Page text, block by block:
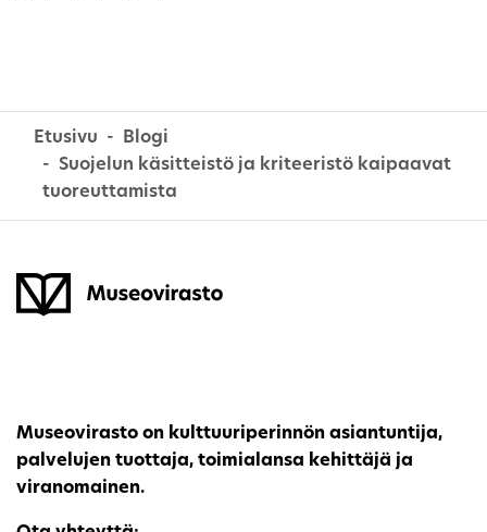
Etusivu
Blogi
Suojelun käsitteistö ja kriteeristö kaipaavat
tuoreuttamista
Museovirasto on kulttuuriperinnön asiantuntija,
palvelujen tuottaja, toimialansa kehittäjä ja
viranomainen.